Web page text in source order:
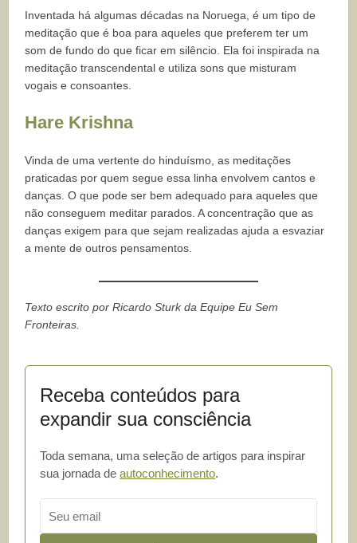
Inventada há algumas décadas na Noruega, é um tipo de
meditação que é boa para aqueles que preferem ter um
som de fundo do que ficar em silêncio. Ela foi inspirada na
meditação transcendental e utiliza sons que misturam
vogais e consoantes.
Hare Krishna
Vinda de uma vertente do hinduísmo, as meditações
praticadas por quem segue essa linha envolvem cantos e
danças. O que pode ser bem adequado para aqueles que
não conseguem meditar parados. A concentração que as
danças exigem para que sejam realizadas ajuda a esvaziar
a mente de outros pensamentos.
Texto escrito por Ricardo Sturk da Equipe Eu Sem
Fronteiras.
Receba conteúdos para
expandir sua consciência
Toda semana, uma seleção de artigos para inspirar
sua jornada deautoconhecimento.